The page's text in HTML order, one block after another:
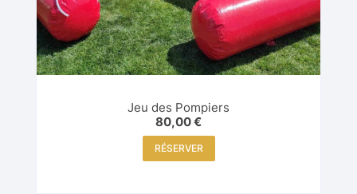
Jeu des Pompiers
80,00€
RÉSERVER